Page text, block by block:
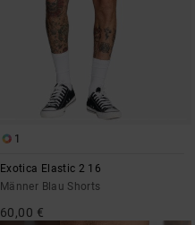
1
Exotica Elastic 2 16
Männer Blau Shorts
60,00 €